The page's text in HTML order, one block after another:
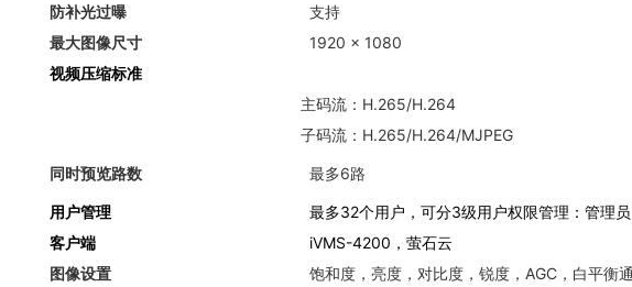
防补光过曝
支持
最大图像尺寸
1920 × 1080
视频压缩标准
主码流：H.265/H.264
子码流：H.265/H.264/MJPEG
同时预览路数 最多6路
用户管理
最多32个用户，可分3级用户权限管理：管理
客户端
iVMS-4200，萤石云
图像设置
饱和度，亮度，对比度，锐度，AGC，白平衡